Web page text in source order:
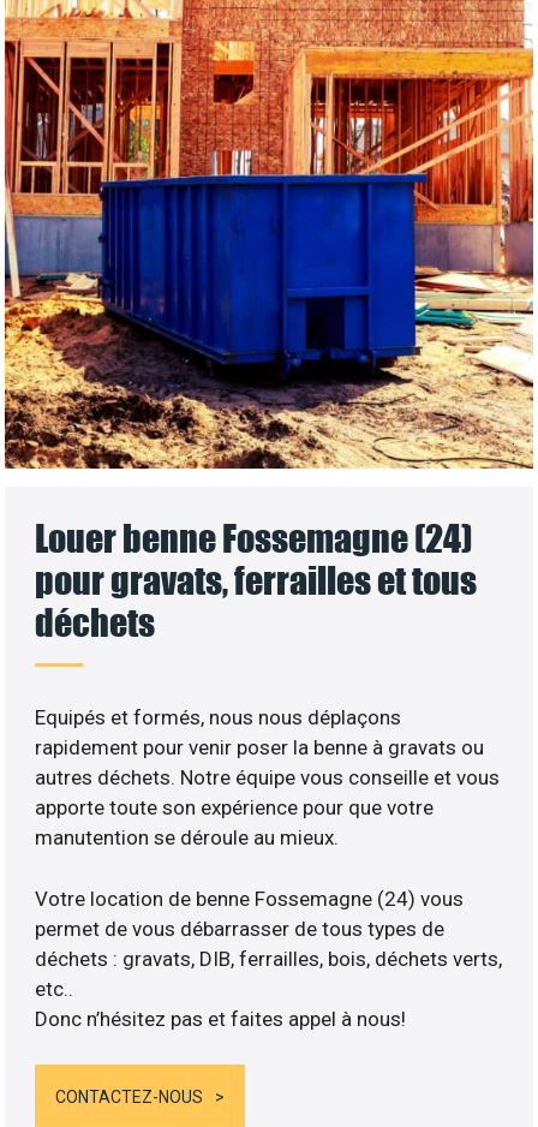
Louer benne Fossemagne (24)
pour gravats, ferrailles et tous
déchets
Equipés et formés, nous nous déplaçons
rapidement pour venir poser la benne à gravats ou
autres déchets. Notre équipe vous conseille et vous
apporte toute son expérience pour que votre
manutention se déroule au mieux.
Votre location de benne Fossemagne (24) vous
permet de vous débarrasser de tous types de
déchets : gravats, DIB, ferrailles, bois, déchets verts,
etc..
Donc n’hésitez pas et faites appel à nous!
CONTACTEZ-NOUS